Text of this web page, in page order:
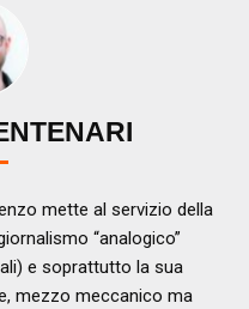
mette al servizio della
“analogico”
e soprattutto la sua
mezzo meccanico ma